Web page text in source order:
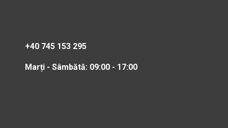
+40 745 153 295
Marți - Sâmbătă: 09:00 - 17:00